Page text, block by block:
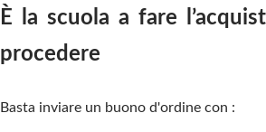
È la scuola a fare
procedere
Basta inviare un buono d'ordine con :